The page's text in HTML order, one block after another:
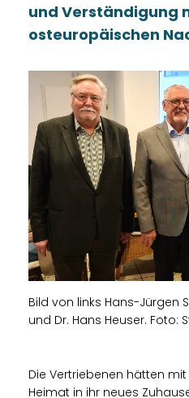
und Verständigung
osteuropäischen
Bild von links Hans-Jürgen
und Dr. Hans Heuser. Foto:
Die Vertriebenen hätten mit
Heimat in ihr neues